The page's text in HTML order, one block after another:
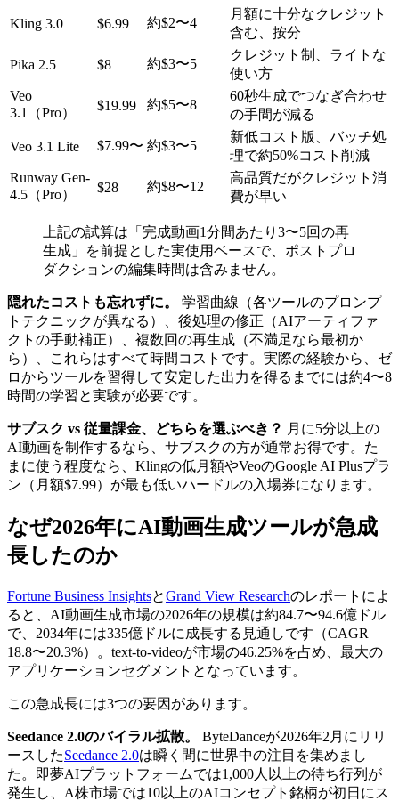
Kling 3.0 $6.99 約$2〜4
月額に十分なクレジット
含む、按分
Pika 2.5 $8 約$3〜5
クレジット制、ライトな
使い方
Veo
3.1（Pro）
$19.99 約$5〜8
60秒生成でつなぎ合わせ
の手間が減る
Veo 3.1 Lite $7.99〜 約$3〜5
新低コスト版、バッチ処
理で約50%コスト削減
Runway Gen-
4.5（Pro）
$28 約$8〜12
高品質だがクレジット消
費が早い
上記の試算は「完成動画1分間あたり3〜5回の再
生成」を前提とした実使用ベースで、ポストプロ
ダクションの編集時間は含みません。
隠れたコストも忘れずに。
学習曲線（各ツールのプロンプ
トテクニックが異なる）、後処理の修正（AIアーティファ
クトの手動補正）、複数回の再生成（不満足なら最初か
ら）、これらはすべて時間コストです。実際の経験から、ゼ
ロからツールを習得して安定した出力を得るまでには約4〜8
時間の学習と実験が必要です。
サブスク vs 従量課金、どちらを選ぶべき？ 月に5分以上の
AI動画を制作するなら、サブスクの方が通常お得です。た
まに使う程度なら、Klingの低月額やVeoのGoogle AI Plusプラ
ン（月額$7.99）が最も低いハードルの入場券になります。
なぜ2026年にAI動画生成ツールが急成
長したのか
Fortune Business InsightsとGrand View Researchのレポートによ
ると、AI動画生成市場の2026年の規模は約84.7〜94.6億ドル
で、2034年には335億ドルに成長する見通しです（CAGR
18.8〜20.3%）。text-to-videoが市場の46.25%を占め、最大の
アプリケーションセグメントとなっています。
この急成長には3つの要因があります。
Seedance 2.0のバイラル拡散。
ByteDanceが2026年2月にリリ
ースしたSeedance 2.0は瞬く間に世界中の注目を集めまし
た。即夢AIプラットフォームでは1,000人以上の待ち行列が
発生し、A株市場では10以上のAIコンセプト銘柄が初日にス